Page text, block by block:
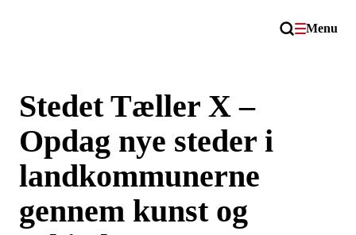
Menu
Stedet Tæller X –
Opdag nye steder i
landkommunerne
gennem kunst og